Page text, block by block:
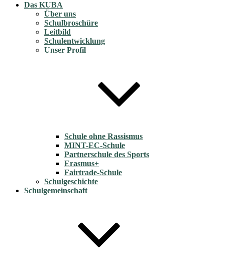
Das KUBA
Über uns
Schulbroschüre
Leitbild
Schulentwicklung
Unser Profil
Schule ohne Rassismus
MINT-EC-Schule
Partnerschule des Sports
Erasmus+
Fairtrade-Schule
Schulgeschichte
Schulgemeinschaft